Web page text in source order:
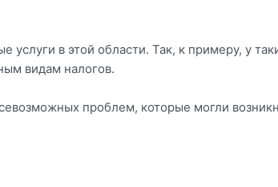
в этой области. Так, к примеру, у
видам налогов.
проблем, которые могли